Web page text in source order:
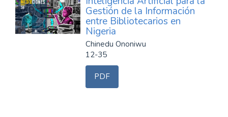
Gestión de la Información
entre Bibliotecarios en
Nigeria
Chinedu Ononiwu
12-35
PDF